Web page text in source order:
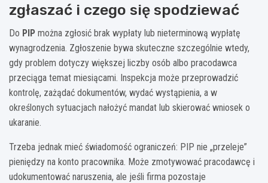
zgłaszać i czego się spodziewać
Do PIP można zgłosić brak wypłaty lub nieterminową wypłatę
wynagrodzenia. Zgłoszenie bywa skuteczne szczególnie wtedy,
gdy problem dotyczy większej liczby osób albo pracodawca
przeciąga temat miesiącami. Inspekcja może przeprowadzić
kontrolę, zażądać dokumentów, wydać wystąpienia, a w
określonych sytuacjach nałożyć mandat lub skierować wniosek o
ukaranie.
Trzeba jednak mieć świadomość ograniczeń: PIP nie „przeleje”
pieniędzy na konto pracownika. Może zmotywować pracodawcę i
udokumentować naruszenia, ale jeśli firma pozostaje